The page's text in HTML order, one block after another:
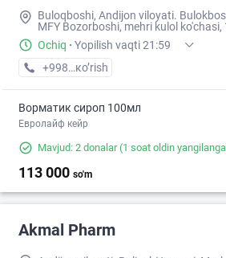
Buloqboshi, Andijon viloyati.
MFY Bozorboshi, mehri kulol ko'chasi,
Ochiq · Yopilish vaqti 21:59
+998 (88) XXX-XX-XX
кo’rish
Ворматик сироп 100мл
Евролайф кейр
Mavjud: 2 donalar(1 soat oldin
113 000 so'm
Akmal Pharm